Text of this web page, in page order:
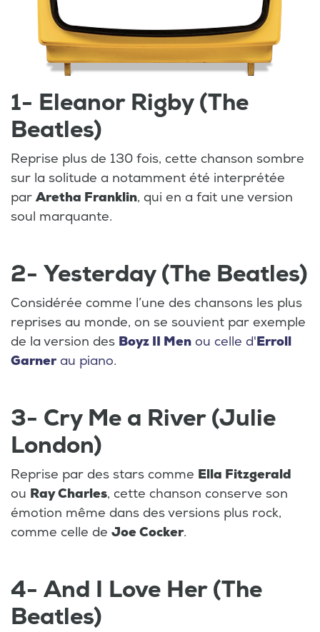
1- Eleanor Rigby (The
Beatles)
Reprise plus de 130 fois, cette chanson sombre
sur la solitude a notamment été interprétée
par Aretha Franklin, qui en a fait une version
soul marquante.
2- Yesterday (The Beatles)
Considérée comme l’une des chansons les plus
reprises au monde, on se souvient par exemple
de la version des Boyz II Men ou celle d'Erroll
Garner au piano.
3- Cry Me a River (Julie
London)
Reprise par des stars comme Ella Fitzgerald
ou Ray Charles, cette chanson conserve son
émotion même dans des versions plus rock,
comme celle de Joe Cocker.
4- And I Love Her (The
Beatles)